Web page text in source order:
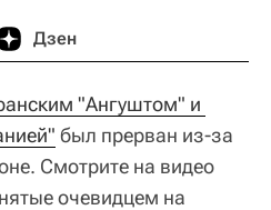
Дзен
"Ангуштом" и
был прерван из-за
Смотрите на видео
очевидцем на